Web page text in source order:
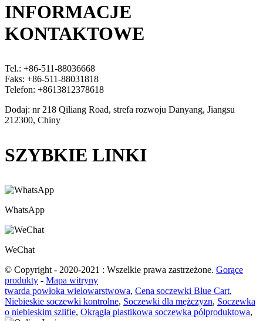
INFORMACJE
KONTAKTOWE
Tel.: +86-511-88036668
Faks: +86-511-88031818
Telefon: +8613812378618
Dodaj: nr 218 Qiliang Road, strefa rozwoju Danyang, Jiangsu
212300, Chiny
SZYBKIE LINKI
WhatsApp
WeChat
© Copyright - 2020-2021 : Wszelkie prawa zastrzeżone. Gorące
produkty - Mapa witryny
twarda powłoka wielowarstwowa, Cena soczewki Blue Cart,
Niebieskie soczewki kontrolne, Soczewki dla mężczyzn, Soczewka
o niebieskim szlifie, Okrągła plastikowa soczewka półproduktowa,